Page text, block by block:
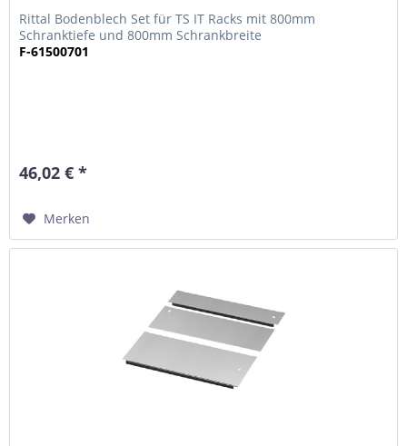
Rittal Bodenblech Set für TS IT Racks mit 800mm
Schranktiefe und 800mm Schrankbreite
F-61500701
46,02 € *
Merken